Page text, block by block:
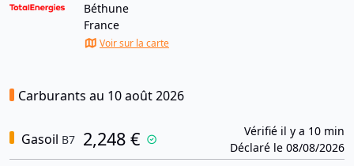
Béthune
France
Voir sur la carte
Carburants au 10 août 2026
Gasoil B7 2,248 €
Vérifié il y a 10 min
Déclaré le 08/08/2026